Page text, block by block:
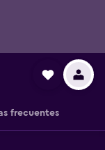
frecuentes